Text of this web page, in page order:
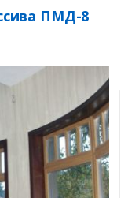
ПМД-8